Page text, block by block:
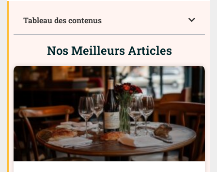
Tableau des contenus
Nos Meilleurs Articles